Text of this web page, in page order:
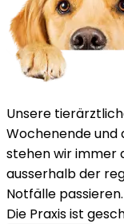
Unsere
Wochenende und
stehen wir immer
ausserhalb der
Notfälle passieren.
Die Praxis ist